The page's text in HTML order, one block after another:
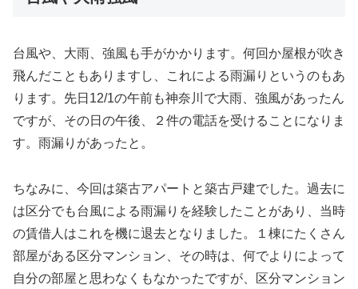
台風や、大雨、強風も手がかかります。何回か屋根が吹き
飛んだこともありますし、これによる雨漏りというのもあ
ります。先日12/1の午前も神奈川で大雨、強風があったん
ですが、その日の午後、２件の電話を受けることになりま
す。雨漏りがあったと。
ちなみに、今回は築古アパートと築古戸建でした。過去に
は区分でも台風による雨漏りを経験したことがあり、当時
の賃借人はこれを機に退去となりました。１棟にたくさん
部屋がある区分マンション、その時は、何でよりによって
自分の部屋と思わなくもなかったですが、区分マンション